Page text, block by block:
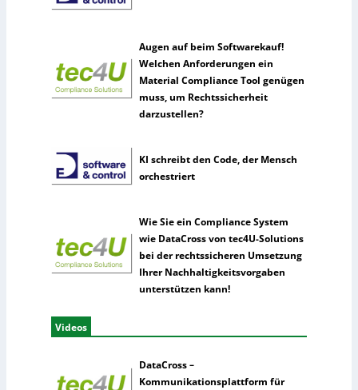
Augen auf beim Softwarekauf!
Welchen Anforderungen ein
Material Compliance Tool genügen
muss, um Rechtssicherheit
darzustellen?
KI schreibt den Code, der Mensch
orchestriert
Wie Sie ein Compliance System
wie DataCross von tec4U-Solutions
bei der rechtssicheren Umsetzung
Ihrer Nachhaltigkeitsvorgaben
unterstützen kann!
Videos
DataCross –
Kommunikationsplattform für